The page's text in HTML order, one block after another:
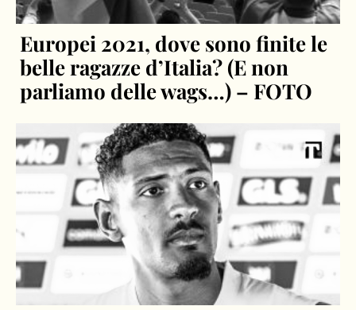
Europei 2021, dove sono finite le
belle ragazze d’Italia? (E non
parliamo delle wags…) – FOTO